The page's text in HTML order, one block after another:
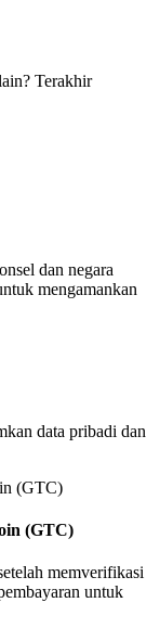
Terakhir
dan negara
mengamankan
data pribadi dan
(GTC)
memverifikasi
untuk